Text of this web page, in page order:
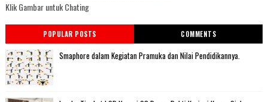
Klik Gambar untuk Chating
POPULAR POSTS COMMENTS
Smaphore dalam Kegiatan Pramuka dan Nilai Pendidikannya.